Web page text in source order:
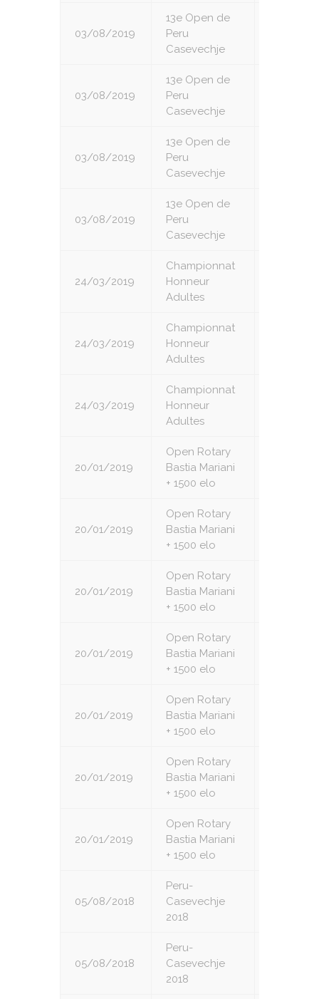
03/08/2019
13e Open de
Peru
Casevechje
03/08/2019
13e Open de
Peru
Casevechje
03/08/2019
13e Open de
Peru
Casevechje
03/08/2019
13e Open de
Peru
Casevechje
24/03/2019
Championnat
Honneur
Adultes
24/03/2019
Championnat
Honneur
Adultes
24/03/2019
Championnat
Honneur
Adultes
20/01/2019
Open Rotary
Bastia Mariani
+ 1500 elo
20/01/2019
Open Rotary
Bastia Mariani
+ 1500 elo
20/01/2019
Open Rotary
Bastia Mariani
+ 1500 elo
20/01/2019
Open Rotary
Bastia Mariani
+ 1500 elo
20/01/2019
Open Rotary
Bastia Mariani
+ 1500 elo
20/01/2019
Open Rotary
Bastia Mariani
+ 1500 elo
20/01/2019
Open Rotary
Bastia Mariani
+ 1500 elo
05/08/2018
Peru-
Casevechje
2018
05/08/2018
Peru-
Casevechje
2018